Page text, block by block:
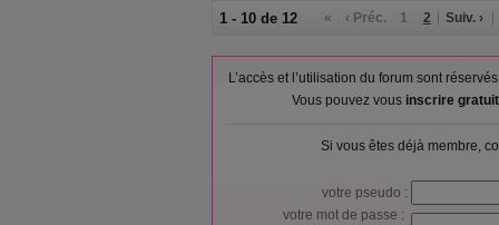
1 - 10 de 12 « ‹ Préc. 1 2 Suiv. ›
L’accès et l’utilisation du forum sont
Vous pouvez vous inscrire
Si vous êtes déjà membre,
votre pseudo :
votre mot de passe :